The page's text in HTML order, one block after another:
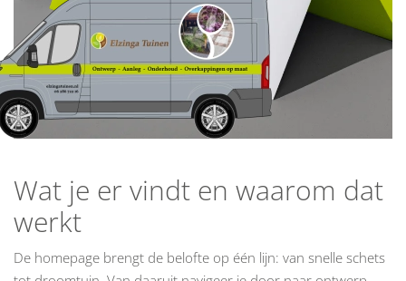
Wat je er vindt en waarom dat
werkt
De homepage brengt de belofte op één lijn: van snelle schets